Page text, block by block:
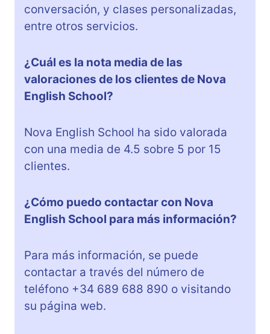
conversación, y clases personalizadas,
entre otros servicios.
¿Cuál es la nota media de las
valoraciones de los clientes de Nova
English School?
Nova English School ha sido valorada
con una media de 4.5 sobre 5 por 15
clientes.
¿Cómo puedo contactar con Nova
English School para más información?
Para más información, se puede
contactar a través del número de
teléfono +34 689 688 890 o visitando
su página web.